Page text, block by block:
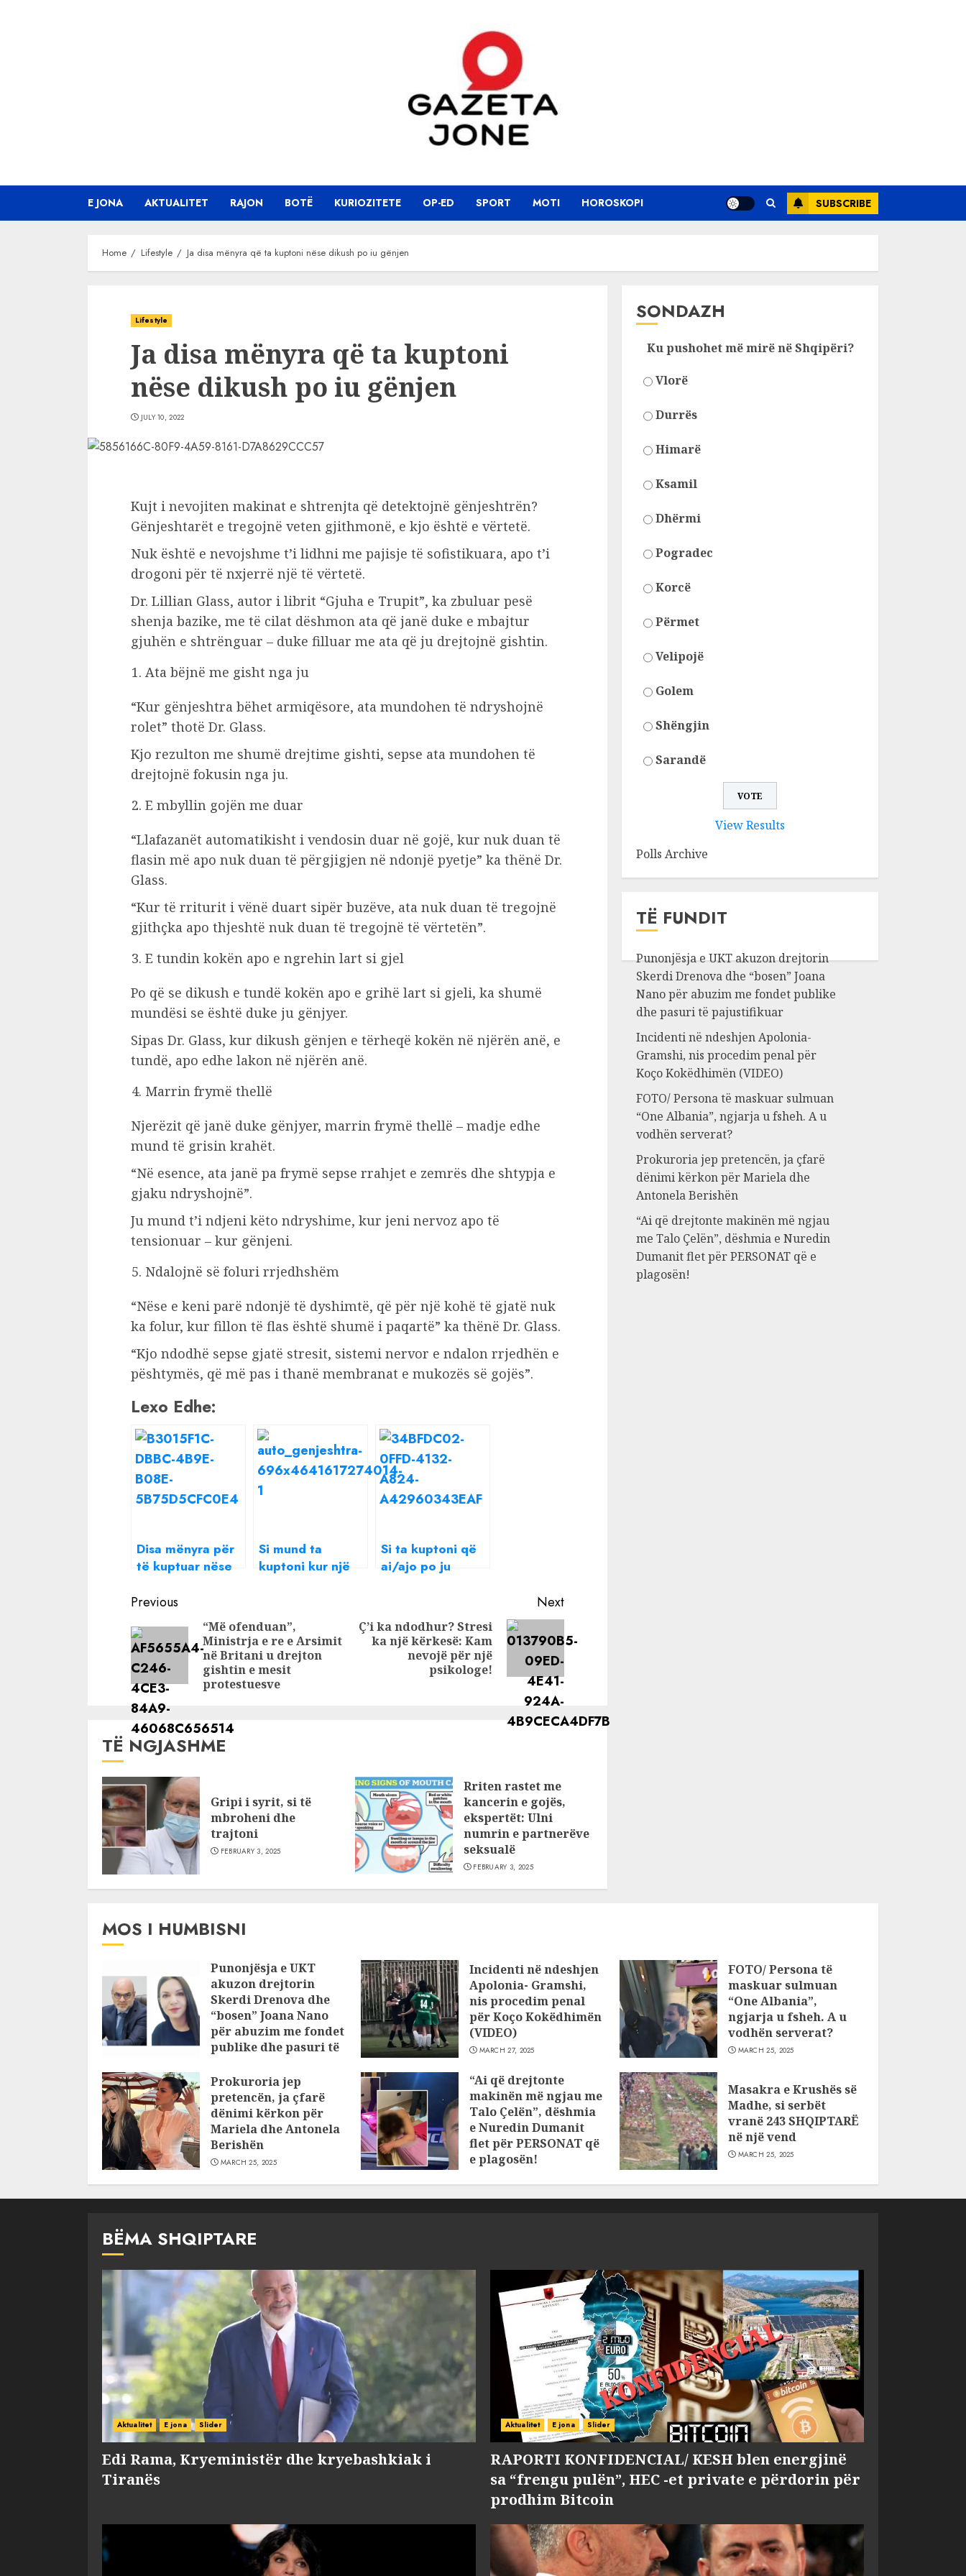
E JONA AKTUALITET RAJON BOTË KURIOZITETE OP-ED SPORT MOTI HOROSKOPI SUBSCRIBE
Home Lifestyle Ja disa mënyra që ta kuptoni nëse dikush po iu gënjen
Lifestyle
Ja disa mënyra që ta kuptoni
nëse dikush po iu gënjen
JULY 10, 2022
Kujt i nevojiten makinat e shtrenjta që detektojnë gënjeshtrën?
Gënjeshtarët e tregojnë veten gjithmonë, e kjo është e vërtetë.
Nuk është e nevojshme t’i lidhni me pajisje të sofistikuara, apo t’i
drogoni për të nxjerrë një të vërtetë.
Dr. Lillian Glass, autor i librit “Gjuha e Trupit”, ka zbuluar pesë
shenja bazike, me të cilat dëshmon ata që janë duke e mbajtur
gjuhën e shtrënguar – duke filluar me ata që ju drejtojnë gishtin.
Ata bëjnë me gisht nga ju
“Kur gënjeshtra bëhet armiqësore, ata mundohen të ndryshojnë
rolet” thotë Dr. Glass.
Kjo rezulton me shumë drejtime gishti, sepse ata mundohen të
drejtojnë fokusin nga ju.
E mbyllin gojën me duar
“Llafazanët automatikisht i vendosin duar në gojë, kur nuk duan të
flasin më apo nuk duan të përgjigjen në ndonjë pyetje” ka thënë Dr.
Glass.
“Kur të rriturit i vënë duart sipër buzëve, ata nuk duan të tregojnë
gjithçka apo thjeshtë nuk duan të tregojnë të vërtetën”.
E tundin kokën apo e ngrehin lart si gjel
Po që se dikush e tundë kokën apo e grihë lart si gjeli, ka shumë
mundësi se është duke ju gënjyer.
Sipas Dr. Glass, kur dikush gënjen e tërheqë kokën në njërën anë, e
tundë, apo edhe lakon në njërën anë.
Marrin frymë thellë
Njerëzit që janë duke gënjyer, marrin frymë thellë – madje edhe
mund të grisin krahët.
“Në esence, ata janë pa frymë sepse rrahjet e zemrës dhe shtypja e
gjaku ndryshojnë”.
Ju mund t’i ndjeni këto ndryshime, kur jeni nervoz apo të
tensionuar – kur gënjeni.
Ndalojnë së foluri rrjedhshëm
“Nëse e keni parë ndonjë të dyshimtë, që për një kohë të gjatë nuk
ka folur, kur fillon të flas është shumë i paqartë” ka thënë Dr. Glass.
“Kjo ndodhë sepse gjatë stresit, sistemi nervor e ndalon rrjedhën e
pështymës, që më pas i thanë membranat e mukozës së gojës”.
Lexo Edhe:
Disa mënyra për
të kuptuar nëse
‘hide’ në
Si mund ta
kuptoni kur një
Si ta kuptoni që
ai/ajo po ju
Continue
Reading
Previous
Previous
“Më ofenduan”,
Ministrja e re e Arsimit
në Britani u drejton
gishtin e mesit
protestuesve
Next
Next
Ç’i ka ndodhur? Stresi
ka një kërkesë: Kam
nevojë për një
psikologe!
TË NGJASHME
Gripi i syrit, si të
mbroheni dhe
trajtoni
FEBRUARY 3, 2025
Rriten rastet me
kancerin e gojës,
ekspertët: Ulni
numrin e partnerëve
seksualë
FEBRUARY 3, 2025
SONDAZH
Ku pushohet më mirë në Shqipëri?
Vlorë
Durrës
Himarë
Ksamil
Dhërmi
Pogradec
Korcë
Përmet
Velipojë
Golem
Shëngjin
Sarandë
View Results
Polls Archive
TË FUNDIT
Punonjësja e UKT akuzon drejtorin
Skerdi Drenova dhe “bosen” Joana
Nano për abuzim me fondet publike
dhe pasuri të pajustifikuar
Incidenti në ndeshjen Apolonia-
Gramshi, nis procedim penal për
Koço Kokëdhimën (VIDEO)
FOTO/ Persona të maskuar sulmuan
“One Albania”, ngjarja u fsheh. A u
vodhën serverat?
Prokuroria jep pretencën, ja çfarë
dënimi kërkon për Mariela dhe
Antonela Berishën
“Ai që drejtonte makinën më ngjau
me Talo Çelën”, dëshmia e Nuredin
Dumanit flet për PERSONAT që e
plagosën!
MOS I HUMBISNI
Punonjësja e UKT
akuzon drejtorin
Skerdi Drenova dhe
“bosen” Joana Nano
për abuzim me fondet
publike dhe pasuri të
JULY 24, 2025
Incidenti në ndeshjen
Apolonia- Gramshi,
nis procedim penal
për Koço Kokëdhimën
(VIDEO)
MARCH 27, 2025
FOTO/ Persona të
maskuar sulmuan
“One Albania”,
ngjarja u fsheh. A u
vodhën serverat?
MARCH 25, 2025
Prokuroria jep
pretencën, ja çfarë
dënimi kërkon për
Mariela dhe Antonela
Berishën
MARCH 25, 2025
“Ai që drejtonte
makinën më ngjau me
Talo Çelën”, dëshmia
e Nuredin Dumanit
flet për PERSONAT që
e plagosën!
Masakra e Krushës së
Madhe, si serbët
vranë 243 SHQIPTARË
në një vend
MARCH 25, 2025
BËMA SHQIPTARE
Aktualitet E jona Slider
Edi Rama, Kryeministër dhe kryebashkiak i
Tiranës
Aktualitet E jona Slider
RAPORTI KONFIDENCIAL/ KESH blen energjinë
sa “frengu pulën”, HEC -et private e përdorin për
prodhim Bitcoin